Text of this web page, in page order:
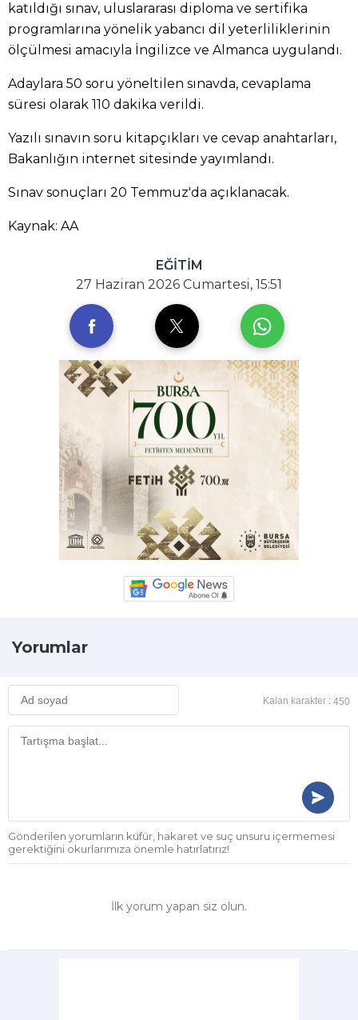
katıldığı sınav, uluslararası diploma ve sertifika
programlarına yönelik yabancı dil yeterliliklerinin
ölçülmesi amacıyla İngilizce ve Almanca uygulandı.
Adaylara 50 soru yöneltilen sınavda, cevaplama
süresi olarak 110 dakika verildi.
Yazılı sınavın soru kitapçıkları ve cevap anahtarları,
Bakanlığın internet sitesinde yayımlandı.
Sınav sonuçları 20 Temmuz'da açıklanacak.
Kaynak: AA
EĞİTİM
27 Haziran 2026 Cumartesi, 15:51
Yorumlar
Kalan karakter : 450
Gönderilen yorumların küfür, hakaret ve suç unsuru içermemesi
gerektiğini okurlarımıza önemle hatırlatırız!
İlk yorum yapan siz olun.